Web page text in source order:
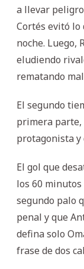
a llevar
Cortés evitó
noche. Luego,
eludiendo
rematando
El segundo
primera parte,
protagonista y
El gol que
los 60
segundo palo
penal y que
defina solo
frase de dos